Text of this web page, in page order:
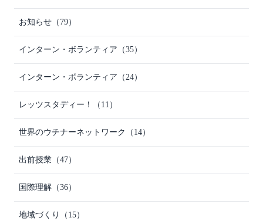
お知らせ （79）
インターン・ボランティア （35）
インターン・ボランティア （24）
レッツスタディー！ （11）
世界のウチナーネットワーク （14）
出前授業 （47）
国際理解 （36）
地域づくり （15）